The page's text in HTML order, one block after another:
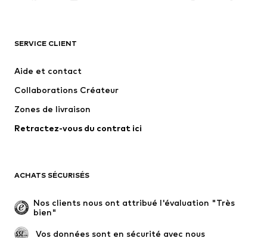
Nouveautés
Lingerie
Manteaux
Jupes
Occasions spéciales
Exclusif
Remise à neuf
SERVICE CLIENT
Aide et contact
Collaborations Créateur
Zones de livraison
Retractez-vous du contrat ici
ACHATS SÉCURISÉS
Nos clients nous ont attribué l'évaluation "Très
bien"
Vos données sont en sécurité avec nous